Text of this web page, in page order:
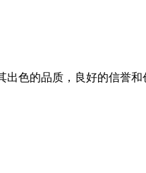
出色的品质，良好的信誉